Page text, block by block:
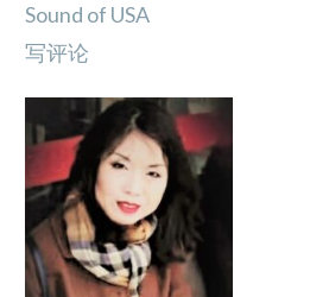
Sound of USA
写评论